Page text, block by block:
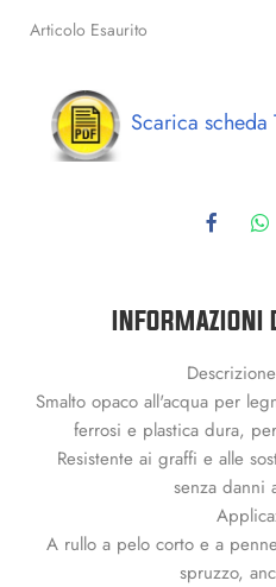
Articolo Esaurito
Scarica scheda
INFORMAZIONI
Smalto opaco all'acqua per
ferrosi e plastica dura,
Resistente ai graffi e alle
senza danni
A rullo a pelo corto e a
spruzzo,